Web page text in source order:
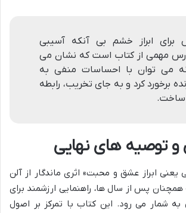
برای ابراز خشم بی آنکه آسیبی
درس مهمی از کتاب است که نشان می
می توان با احساسات منفی به
برخورد کرد و به جای تخریب، رابطه
ساخت.
و توصیه های نهایی
یعنی ابراز عشق و محبت» اثری ماندگار از آلن
پس از سال ها، راهنمایی ارزشمند برای
به شمار می رود. این کتاب با تمرکز بر اصول